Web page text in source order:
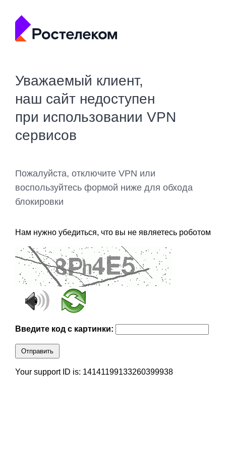
Уважаемый клиент,
наш сайт недоступен
при использовании VPN
сервисов
Пожалуйста, отключите VPN или
воспользуйтесь формой ниже для обхода
блокировки
Нам нужно убедиться, что вы не являетесь роботом
Введите код с картинки:
Отправить
Your support ID is: 14141199133260399938